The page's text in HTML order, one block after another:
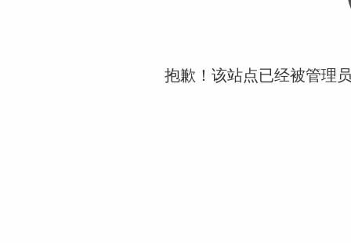
抱歉！该站点已经被管理